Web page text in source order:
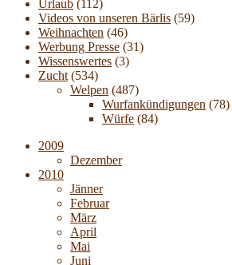
Urlaub (112)
Videos von unseren Bärlis (59)
Weihnachten (46)
Werbung Presse (31)
Wissenswertes (3)
Zucht (534)
Welpen (487)
Wurfankündigungen (78)
Würfe (84)
2009
Dezember
2010
Jänner
Februar
März
April
Mai
Juni